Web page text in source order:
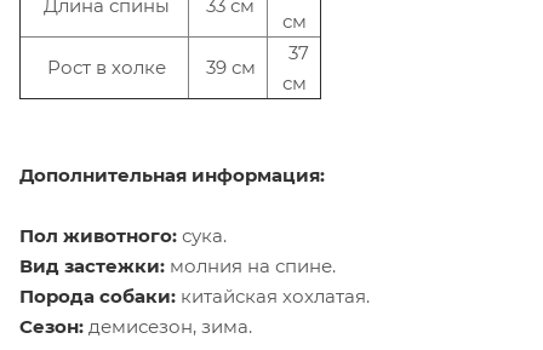
Длина спины
33 см
см
Рост в холке
39 см
37
см
Дополнительная информация:
Пол животного: сука.
Вид застежки: молния на спине.
Порода собаки: китайская хохлатая.
Сезон: демисезон, зима.